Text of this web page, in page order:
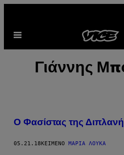
περιεχόμενο
Ανοίξτε
μενού
Γιάννης
Ο Φασίστας της
05.21.18 ΚΕΊΜΕΝΟ ΜΑΡΊΑ ΛΟΎΚΑ